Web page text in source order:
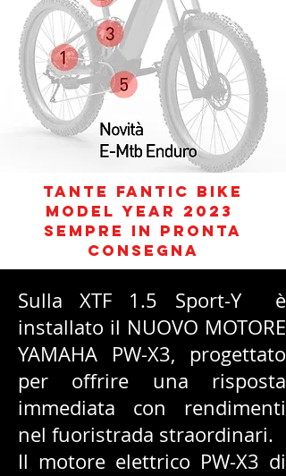
TANTE FANTIC BIKE
model year 2023
SEMPRE IN PRONTA
consegna
Sulla XTF 1.5 Sport-Y è
installato il NUOVO MOTORE
YAMAHA PW-X3, progettato
per offrire una risposta
immediata con rendimenti
nel fuoristrada straordinari.
Il motore elettrico PW-X3 di